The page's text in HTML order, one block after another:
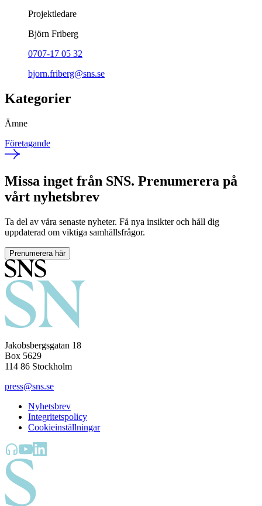
Projektledare
Björn Friberg
0707-17 05 32
bjorn.friberg@sns.se
Kategorier
Ämne
Företagande
Missa inget från SNS. Prenumerera på
vårt nyhetsbrev
Ta del av våra senaste nyheter. Få nya insikter och håll dig
uppdaterad om viktiga samhällsfrågor.
Prenumerera här
Jakobsbergsgatan 18
Box 5629
114 86 Stockholm
press@sns.se
Nyhetsbrev
Integritetspolicy
Cookieinställningar